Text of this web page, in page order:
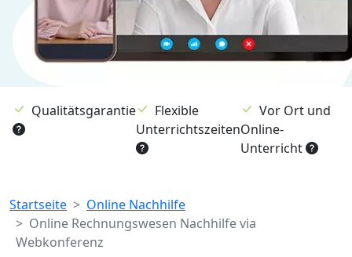
Qualitätsgarantie
Flexible
Unterrichtszeiten
Vor Ort und
Online-
Unterricht
Breadcrumb
Startseite
Online Nachhilfe
Online Rechnungswesen Nachhilfe via
Webkonferenz